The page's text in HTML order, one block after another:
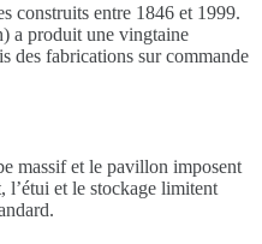
construits entre 1846 et 1999.
a produit une vingtaine
des fabrications sur commande
massif et le pavillon imposent
l’étui et le stockage limitent